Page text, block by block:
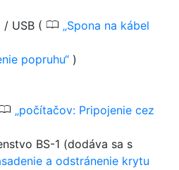
/ USB ( 0 Spona na kábel
popruhu
)
počítačov: Pripojenie cez
BS-1 (dodáva sa s
a odstránenie krytu